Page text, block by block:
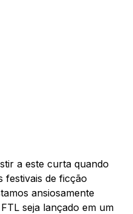
a este curta quando
festivais de ficção
ansiosamente
seja lançado em um